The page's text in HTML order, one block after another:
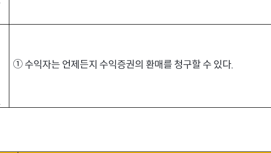
① 수익자는 언제든지 수익증권의 환매를 청구할 수 있다.